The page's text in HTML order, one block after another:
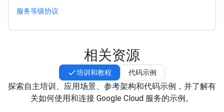
服务等级协议
相关资源
培训和教程 代码示例
探索自主培训、应用场景、参考架构和代码示例，并了解有
关如何使用和连接 Google Cloud 服务的示例。